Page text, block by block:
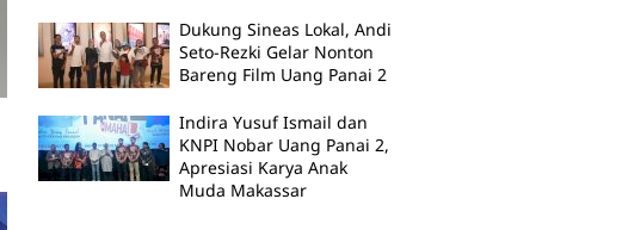
Dukung Sineas Lokal, Andi
Seto-Rezki Gelar Nonton
Bareng Film Uang Panai 2
Indira Yusuf Ismail dan
KNPI Nobar Uang Panai 2,
Apresiasi Karya Anak
Muda Makassar